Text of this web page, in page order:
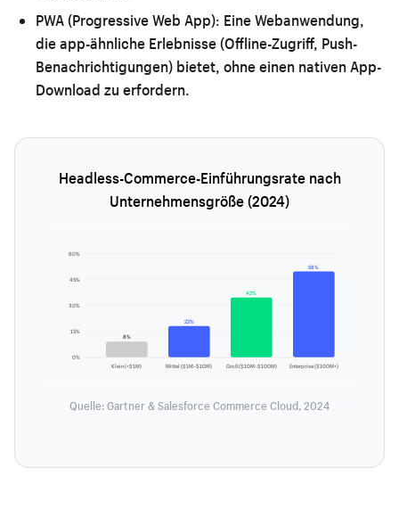
PWA (Progressive Web App): Eine Webanwendung,
die app-ähnliche Erlebnisse (Offline-Zugriff, Push-
Benachrichtigungen) bietet, ohne einen nativen App-
Download zu erfordern.
Headless-Commerce-Einführungsrate nach
Unternehmensgröße (2024)
0%
15%
30%
45%
60%
Klein (<$1M)
8%
Mittel ($1M–$10M)
22%
Groß ($10M–$100M)
42%
Enterprise ($100M+)
58%
Quelle: Gartner & Salesforce Commerce Cloud, 2024